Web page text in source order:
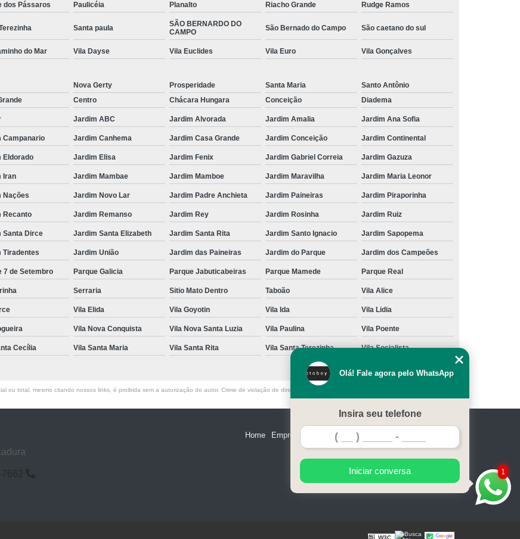
dos Pássaros Paulicéia Planalto Riacho Grande Rudge Ramos
Santa paula
SÃO BERNARDO DO
CAMPO
São Bernado do Campo São caetano do sul
do Mar Vila Dayse Vila Euclides Vila Euro Vila Gonçalves
Nova Gerty Prosperidade Santa Maria
Santo Antônio
Centro Chácara Hungara Conceição Diadema
Jardim ABC Jardim Alvorada Jardim Amalia Jardim Ana Sofia
Campanario Jardim Canhema Jardim Casa Grande Jardim Conceição Jardim Continental
Eldorado Jardim Elisa Jardim Fenix Jardim Gabriel Correia Jardim Gazuza
Iran Jardim Mambae Jardim Mamboe Jardim Maravilha Jardim Maria Leonor
Nações Jardim Novo Lar Jardim Padre Anchieta Jardim Paineiras Jardim Piraporinha
Recanto Jardim Remanso Jardim Rey Jardim Rosinha Jardim Ruiz
Santa Dirce Jardim Santa Elizabeth Jardim Santa Rita Jardim Santo Ignacio Jardim Sapopema
Tiradentes Jardim União Jardim das Paineiras Jardim do Parque Jardim dos Campeões
7 de Setembro Parque Galicia Parque Jabuticabeiras Parque Mamede Parque Real
Serraria Sitio Mato Dentro Taboão Vila Alice
Vila Elida Vila Goyotin Vila Ida Vila Lidia
Vila Nova Conquista Vila Nova Santa Luzia Vila Paulina Vila Poente
Cecília Vila Santa Maria Vila Santa Rita Vila Santa Terezinha Vila Socialista
ou total, mesmo citando nossos links, é proibida sem a autorização do autor. Crime de violação de direito autoral – artigo 184 do Código Penal –
Home Empresa Serviços Contato
1
Olá! Fale agora pelo WhatsApp
Insira seu telefone
Iniciar conversa
W3C